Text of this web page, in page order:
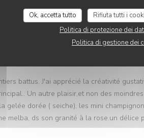
Ok, accetta tutto Rifiuta tutti i
Politica di protezione dei
Politica di gestione dei
Servizio:4/5 Atmosfera:4/5
battus. J'ai apprécié la créativité
Un autre plaisir,et non des
gelée dorée ( seiche), les mini
melba, ds son granité à la rose.un délice